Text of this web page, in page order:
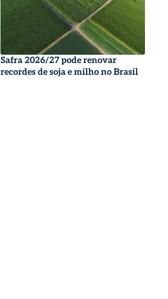
Safra 2026/27 pode renovar
recordes de soja e milho no Brasil